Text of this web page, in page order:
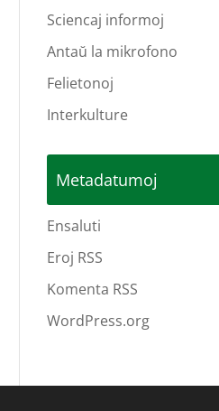
Sciencaj informoj
Antaŭ la mikrofono
Felietonoj
Interkulture
Metadatumoj
Ensaluti
Eroj RSS
Komenta RSS
WordPress.org